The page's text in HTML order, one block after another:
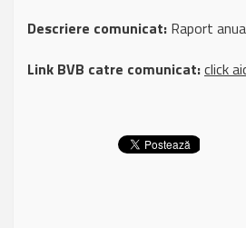
Descriere comunicat: Raport
Link BVB catre comunicat:click